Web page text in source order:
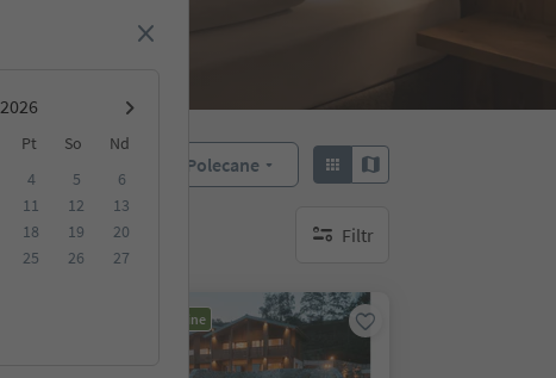
Pt So
Nd
4 5
6
11 12
13
18 19
20
25 26
27
Polecane
Filtr
brak aktywnych filtrów
Możliwość rezerwacji online